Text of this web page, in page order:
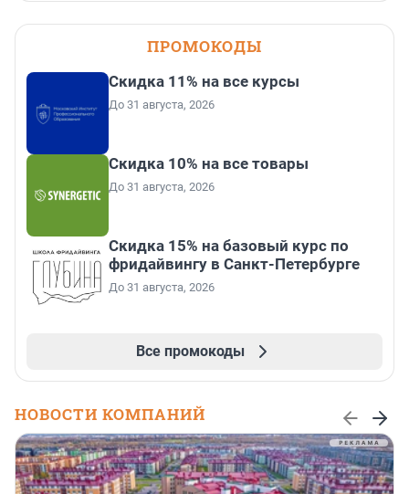
ПРОМОКОДЫ
Скидка 11% на все курсы
До 31 августа, 2026
Скидка 10% на все товары
До 31 августа, 2026
Скидка 15% на базовый курс по
фридайвингу в Санкт-Петербурге
До 31 августа, 2026
Все промокоды
НОВОСТИ КОМПАНИЙ